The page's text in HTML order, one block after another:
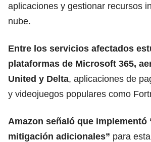
aplicaciones y gestionar recursos
nube.
Entre los servicios afectados
plataformas de Microsoft 365,
United y Delta, aplicaciones de
y videojuegos populares como
Amazon señaló que implementó
mitigación adicionales” para